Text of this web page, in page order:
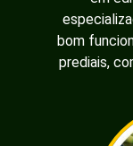
bom
prediais,